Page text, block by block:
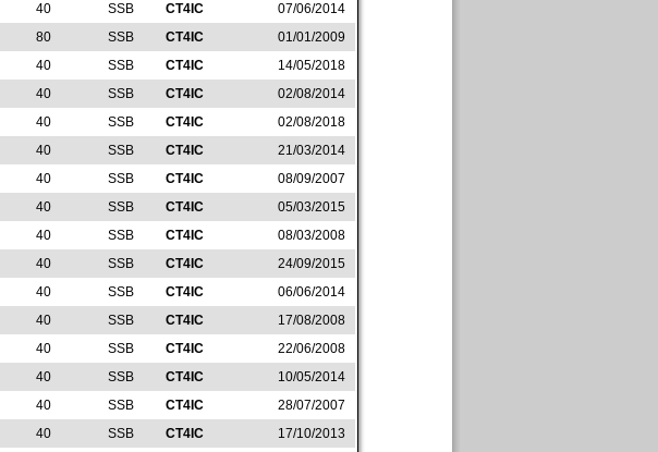
40 SSB CT4IC
07/06/2014
80 SSB CT4IC
01/01/2009
40 SSB CT4IC
14/05/2018
40 SSB CT4IC
02/08/2014
40 SSB CT4IC
02/08/2018
40 SSB CT4IC
21/03/2014
40 SSB CT4IC
08/09/2007
40 SSB CT4IC
05/03/2015
40 SSB CT4IC
08/03/2008
40 SSB CT4IC
24/09/2015
40 SSB CT4IC
06/06/2014
40 SSB CT4IC
17/08/2008
40 SSB CT4IC
22/06/2008
40 SSB CT4IC
10/05/2014
40 SSB CT4IC
28/07/2007
40 SSB CT4IC
17/10/2013